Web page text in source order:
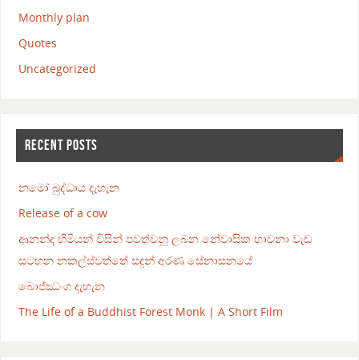
Monthly plan
Quotes
Uncategorized
RECENT POSTS
නමෝ බුද්ධාය දැහැන
Release of a cow
ආනන්ද හිමියන් විසින් පවත්වනු ලබන නේවාසික භාවනා වැඩ
සටහන නකල්ස්වත්තේ සඳුන් අරණ සේනාසනයේ
බොජ්ඣංග දැහැන
The Life of a Buddhist Forest Monk | A Short Film